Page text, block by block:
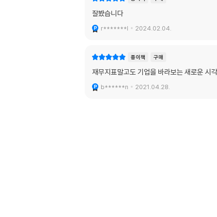
잘봤습니다
r*******l 2024.02.04.
종이책 구매
재무지표말고도 기업을 바라보는 새로운 시
b******n 2021.04.28.